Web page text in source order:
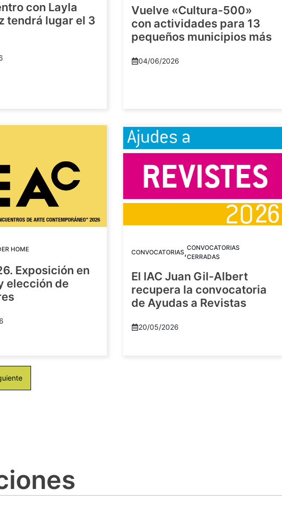
con Layla
tendrá lugar el 3
Vuelve «Cultura-500»
con actividades para 13
pequeños municipios más
04/06/2026
HOME
Exposición en
elección de
CONVOCATORIAS,CONVOCATORIAS
CERRADAS
El IAC Juan Gil-Albert
recupera la convocatoria
de Ayudas a Revistas
20/05/2026